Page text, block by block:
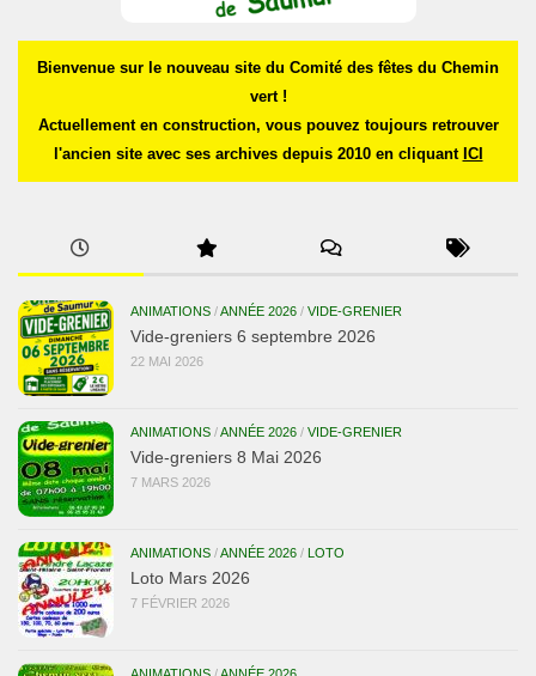
Bienvenue sur le nouveau site du Comité des fêtes du Chemin
vert !
Actuellement en construction, vous pouvez toujours retrouver
l'ancien site avec ses archives depuis 2010 en cliquant ICI
ANIMATIONS /ANNÉE 2026 / VIDE-GRENIER
Vide-greniers 6 septembre 2026
22 MAI 2026
ANIMATIONS /ANNÉE 2026 / VIDE-GRENIER
Vide-greniers 8 Mai 2026
7 MARS 2026
ANIMATIONS /ANNÉE 2026 / LOTO
Loto Mars 2026
7 FÉVRIER 2026
ANIMATIONS / ANNÉE 2026